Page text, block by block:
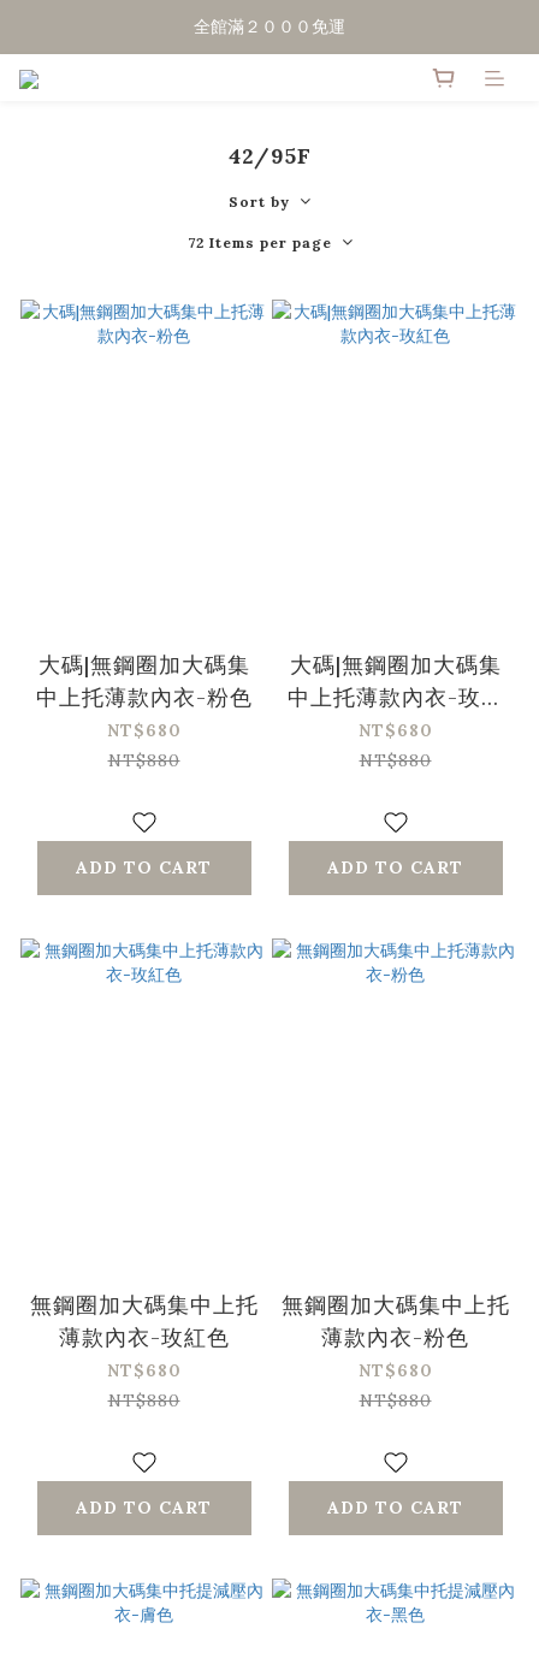
點擊加LINE好友，領50元優惠折扣
全館滿２０００免運
42/95F
Sort by
72 Items per page
大碼|無鋼圈加大碼集
中上托薄款內衣-粉色
NT$680
NT$880
ADD TO CART
大碼|無鋼圈加大碼集
中上托薄款內衣-玫紅
色
NT$680
NT$880
ADD TO CART
無鋼圈加大碼集中上托
薄款內衣-玫紅色
NT$680
NT$880
ADD TO CART
無鋼圈加大碼集中上托
薄款內衣-粉色
NT$680
NT$880
ADD TO CART